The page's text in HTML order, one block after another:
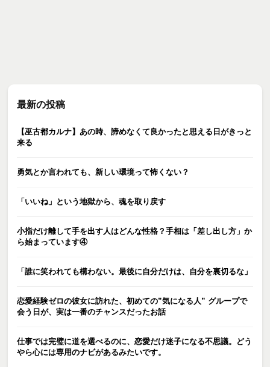
最新の投稿
【巫古都カルナ】あの時、諦めなくて良かったと思える日がきっと
来る
勇気とか言われても、新しい環境って怖くない？
「いいね」という地獄から、魂を取り戻す
小指だけ離して手を出す人はどんな性格？手相は「差し出し方」か
ら始まっています④
「誰に笑われても構わない。最後に自分だけは、自分を裏切るな」
恋愛経験ゼロの彼女に訪れた、初めての”気になる人” グループで
会う日が、実は一番のチャンスだったお話
仕事では完璧に道を選べるのに、恋愛だけ迷子になる不思議。どう
やら心には専用のナビがあるみたいです。